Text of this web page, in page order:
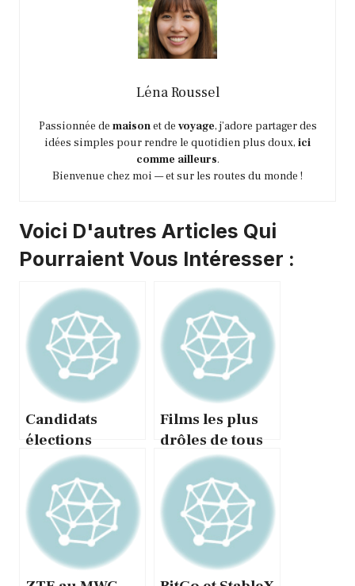
Léna Roussel
Passionnée de maisonet de voyage, j’adore partager des
idées simples pour rendre le quotidien plus doux, ici
comme ailleurs.
Bienvenue chez moi — et sur les routes du monde !
Voici D'autres Articles Qui
Pourraient Vous Intéresser :
Candidats
élections
municipales
2026 : qui peut
se présenter ?
Films les plus
drôles de tous
les temps : ce
que dit la
science